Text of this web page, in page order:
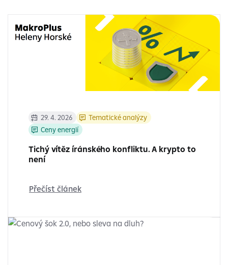
Tematické analýzy
Ceny energií
29. 4. 2026
Tichý vítěz íránského konfliktu. A krypto to
není
Přečíst článek